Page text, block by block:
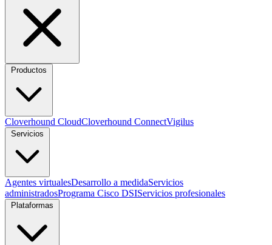
Cloverhound CloudCloverhound ConnectVigilus
Agentes virtualesDesarrollo a medidaServicios
administradosPrograma Cisco DSIServicios profesionales